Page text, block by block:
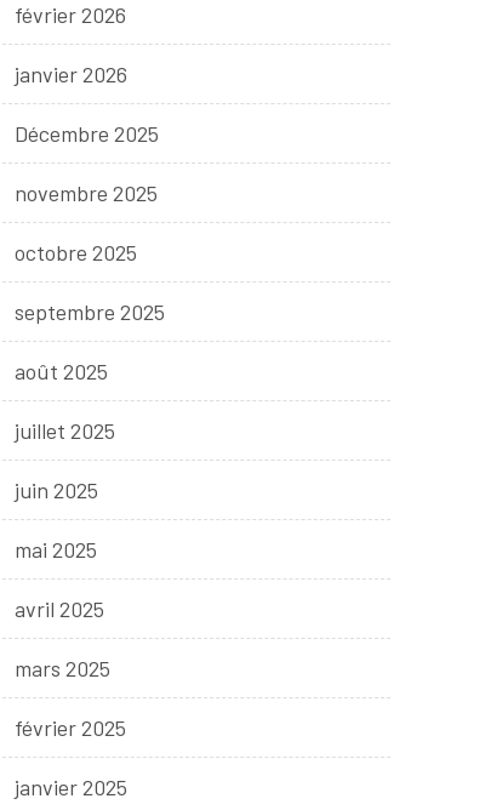
février 2026
janvier 2026
Décembre 2025
novembre 2025
octobre 2025
septembre 2025
août 2025
juillet 2025
juin 2025
mai 2025
avril 2025
mars 2025
février 2025
janvier 2025